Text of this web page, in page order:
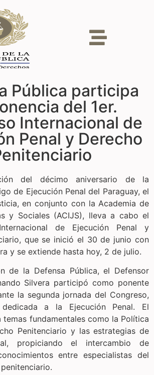
Pública participa
del 1er.
Internacional de
Penal y Derecho
del décimo aniversario de la
de Ejecución Penal del Paraguay, el
en conjunto con la Academia de
y Sociales (ACIJS), lleva a cabo el
de Ejecución Penal y
que se inició el 30 de junio con
y se extiende hasta hoy, 2 de julio.
de la Defensa Pública, el Defensor
Silvera participó como ponente
la segunda jornada del Congreso,
a la Ejecución Penal. El
temas fundamentales como la Política
Penitenciario y las estrategias de
propiciando el intercambio de
entre especialistas del